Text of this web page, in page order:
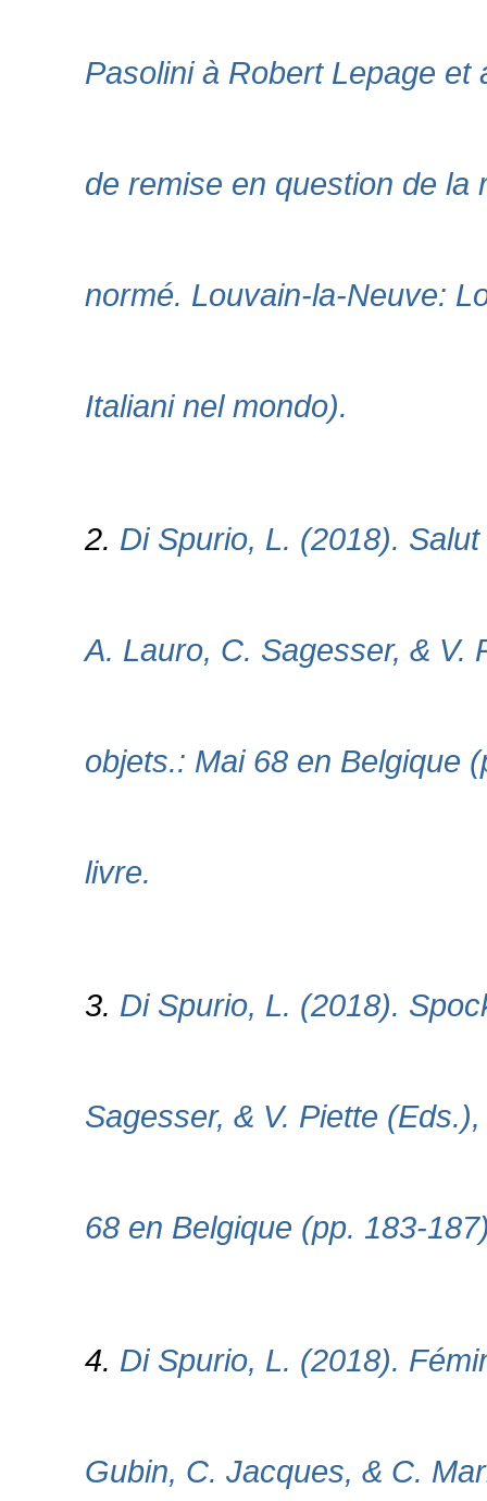
Pasolini à Robert Lepage
de remise en question de
normé. Louvain-la-Neuve:
Italiani nel mondo).
2. Di Spurio, L. (2018).
A. Lauro, C. Sagesser, & V.
objets.: Mai 68 en Belgique
livre.
3. Di Spurio, L. (2018).
Sagesser, & V. Piette
68 en Belgique (pp. 183-
4. Di Spurio, L. (2018).
Gubin, C. Jacques, & C.